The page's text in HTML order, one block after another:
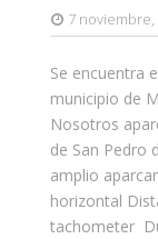
7 noviembre,
Se encuentra
municipio de
Nosotros
de San Pedro
amplio
horizontal
tachometer